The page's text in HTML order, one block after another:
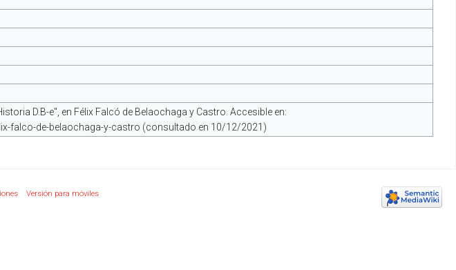
D.B-e", en Félix Falcó de Belaochaga y Castro. Accesible en:
falco-de-belaochaga-y-castro (consultado en 10/12/2021)
Versión para móviles